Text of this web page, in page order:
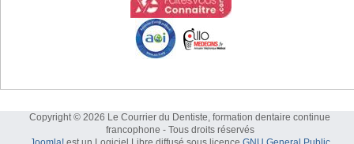
Copyright © 2026 Le Courrier du Dentiste, formation dentaire continue
francophone - Tous droits réservés